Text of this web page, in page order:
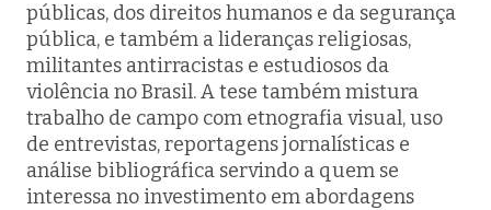
públicas, dos direitos humanos e da segurança
pública, e também a lideranças religiosas,
militantes antirracistas e estudiosos da
violência no Brasil. A tese também mistura
trabalho de campo com etnografia visual, uso
de entrevistas, reportagens jornalísticas e
análise bibliográfica servindo a quem se
interessa no investimento em abordagens